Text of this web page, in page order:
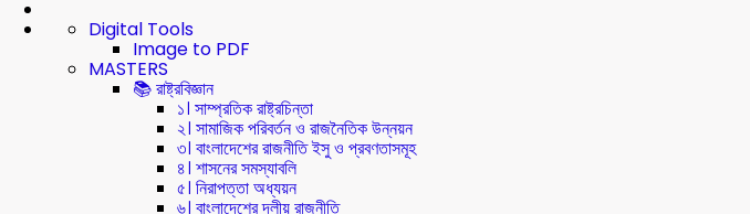
Digital Tools
Image to PDF
MASTERS
📚 রাষ্ট্রবিজ্ঞান
১। সাম্প্রতিক রাষ্ট্রচিন্তা
২। সামাজিক পরিবর্তন ও রাজনৈতিক উন্নয়ন
৩। বাংলাদেশের রাজনীতি ইসু ও প্রবণতাসমূহ
৪। শাসনের সমস্যাবলি
৫। নিরাপত্তা অধ্যয়ন
৬। বাংলাদেশের দলীয় রাজনীতি